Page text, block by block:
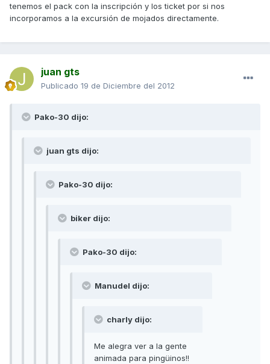
tenemos el pack con la inscripción y los ticket por si nos
incorporamos a la excursión de mojados directamente.
juan gts
Publicado 19 de Diciembre del 2012
Pako-30 dijo:
juan gts dijo:
Pako-30 dijo:
biker dijo:
Pako-30 dijo:
Manudel dijo:
charly dijo:
Me alegra ver a la gente
animada para pingüinos!!